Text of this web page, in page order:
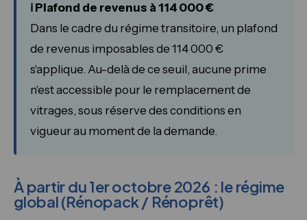
ℹ️ Plafond de revenus à 114 000 €
Dans le cadre du régime transitoire, un plafond
de revenus imposables de 114 000 €
s'applique. Au-delà de ce seuil, aucune prime
n'est accessible pour le remplacement de
vitrages, sous réserve des conditions en
vigueur au moment de la demande.
À partir du 1er octobre 2026 : le régime
global (Rénopack / Rénoprêt)